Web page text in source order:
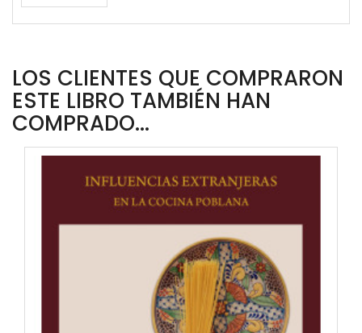
LOS CLIENTES QUE COMPRARON
ESTE LIBRO TAMBIÉN HAN
COMPRADO...